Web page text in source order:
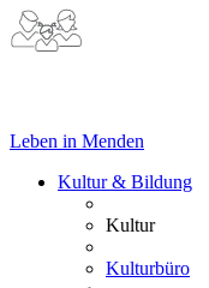
Leben in Menden
Kultur & Bildung
Kultur
Kulturbüro